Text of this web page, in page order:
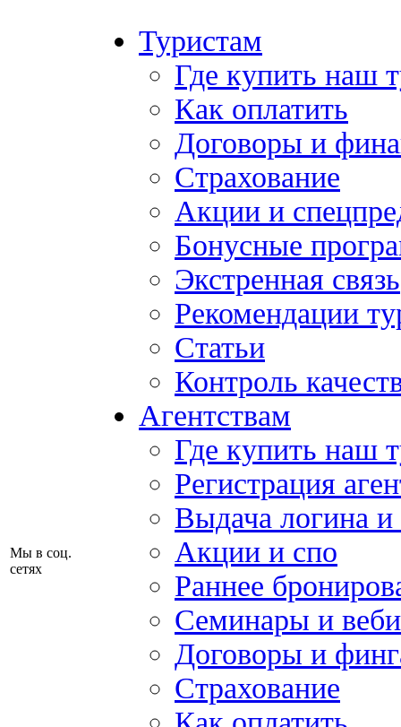
Мы в соц.
сетях
Туристам
Где купить наш
Как оплатить
Договоры и
Страхование
Акции и
Бонусные
Экстренная связь
Рекомендации
Статьи
Контроль
Агентствам
Где купить наш
Регистрация
Выдача логина и
Акции и спо
Раннее
Семинары и
Договоры и
Страхование